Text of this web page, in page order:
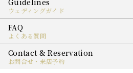
ウェディングガイド
よくある質問
お問合せ・来店予約